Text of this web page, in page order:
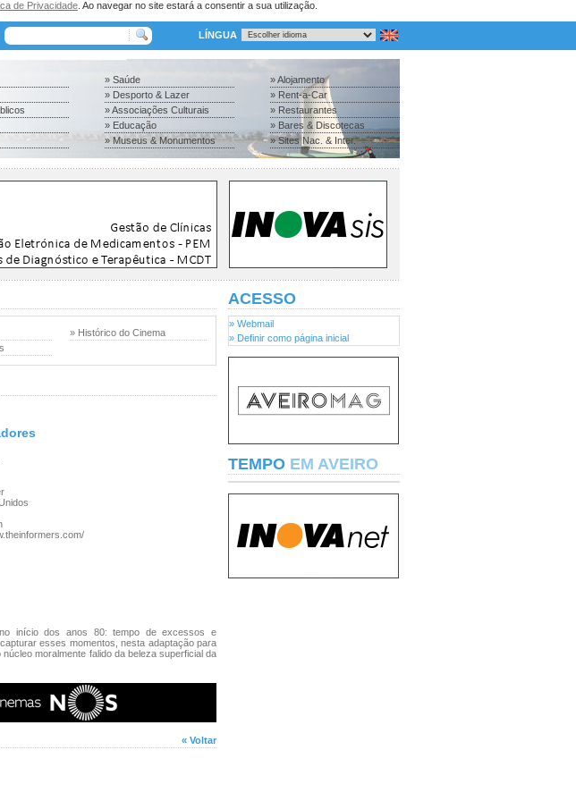
de Privacidade . Ao navegar no site estará a consentir a sua utilização.
LÍNGUA
» Saúde
» Desporto & Lazer
» Associações Culturais
» Educação
» Museus & Monumentos
» Alojamento
» Rent-a-Car
» Restaurantes
» Bares & Discotecas
» Sites Nac. & Inter.
» Histórico do Cinema
início dos anos 80: tempo de excessos e
esses momentos, nesta adaptação para
moralmente falido da beleza superficial da
« Voltar
ACESSO
» Webmail
» Definir como página inicial
TEMPO EM AVEIRO